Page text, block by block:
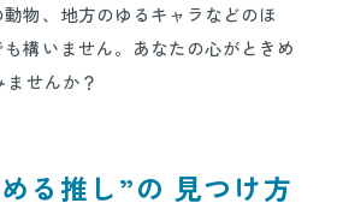
物、地方のゆるキャラなどのほ
構いません。あなたの心がときめ
ませんか？
る推し”の 見つけ方